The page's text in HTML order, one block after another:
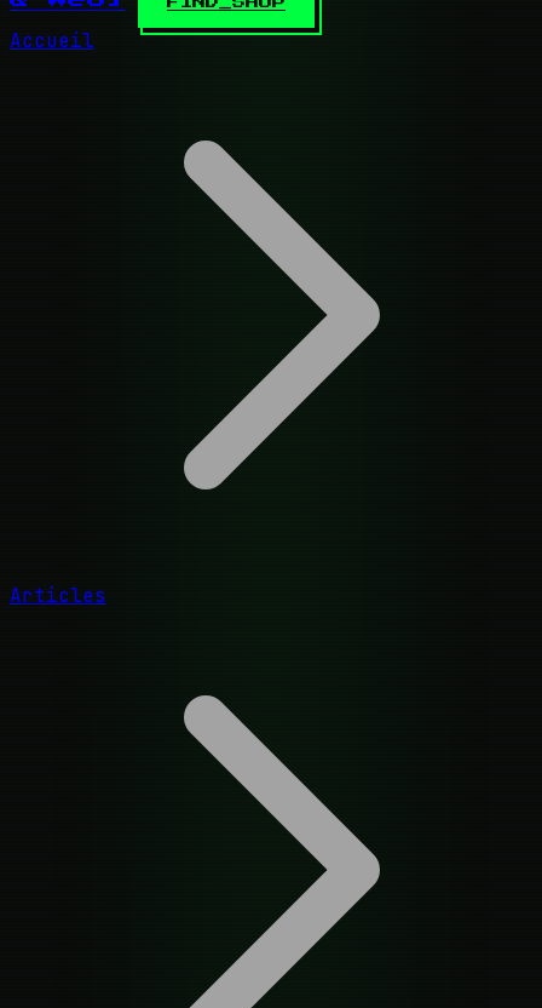
Accueil
Articles